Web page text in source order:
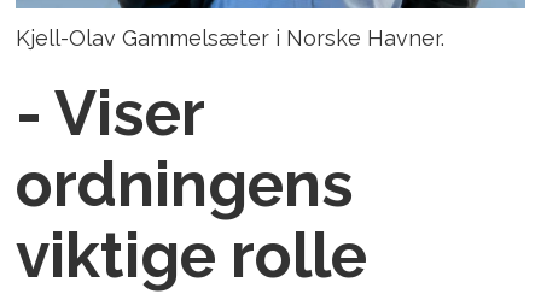
Kjell-Olav Gammelsæter i Norske Havner.
- Viser
ordningens
viktige rolle